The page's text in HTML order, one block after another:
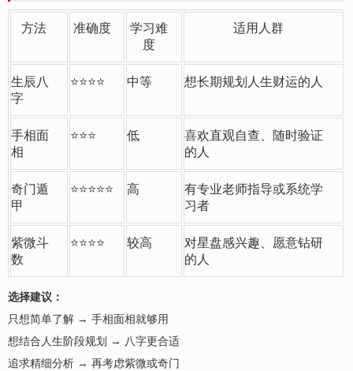
方法 准确度
学习难
度
适用人群
生辰八
字
⭐⭐⭐⭐ 中等 想长期规划人生财运的人
手相面
相
⭐⭐⭐ 低 喜欢直观自查、随时验证
的人
奇门遁
甲
⭐⭐⭐⭐⭐ 高
有专业老师指导或系统学
习者
紫微斗
数
⭐⭐⭐⭐ 较高
对星盘感兴趣、愿意钻研
的人
选择建议：
只想简单了解 → 手相面相就够用
想结合人生阶段规划 → 八字更合适
追求精细分析 → 再考虑紫微或奇门